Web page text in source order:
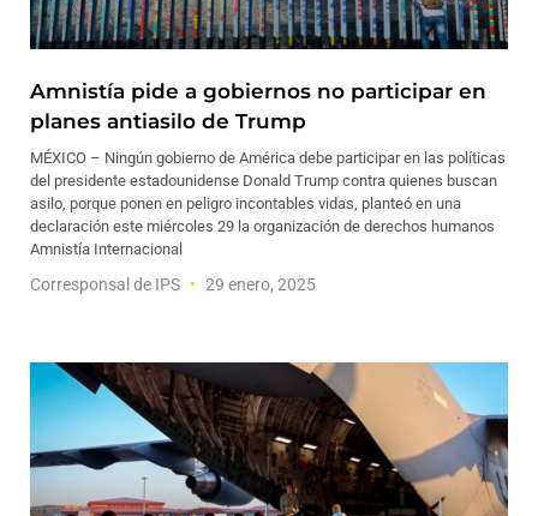
Amnistía pide a gobiernos no participar en
planes antiasilo de Trump
MÉXICO – Ningún gobierno de América debe participar en las políticas
del presidente estadounidense Donald Trump contra quienes buscan
asilo, porque ponen en peligro incontables vidas, planteó en una
declaración este miércoles 29 la organización de derechos humanos
Amnistía Internacional
Corresponsal de IPS 29 enero, 2025